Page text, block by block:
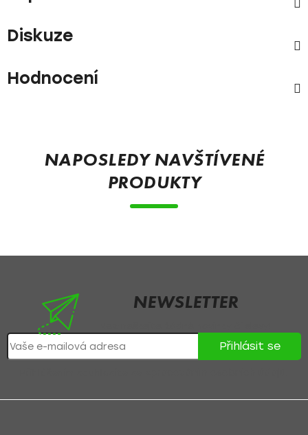
Diskuze
Hodnocení
NAPOSLEDY NAVŠTÍVENÉ
PRODUKTY
NEWSLETTER
Přihlásit se